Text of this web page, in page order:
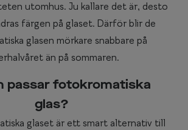
utomhus. Ju kallare det är, desto
färgen på glaset. Därför blir de
glasen mörkare snabbare på
än på sommaren.
passar fotokromatiska
glas?
glaset är ett smart alternativ till